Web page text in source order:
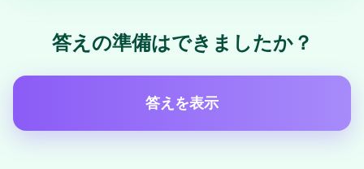
答えの準備はできましたか？
答えを表示